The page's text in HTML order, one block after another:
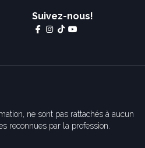
Suivez-nous!
ne sont pas rattachés à aucun
reconnues par la profession.